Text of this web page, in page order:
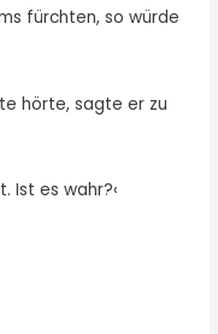
fürchten, so würde
hörte, sagte er zu
Ist es wahr?‹